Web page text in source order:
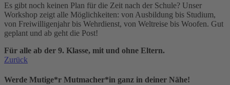
Es gibt noch keinen Plan für die Zeit nach der Schule? Unser
Workshop zeigt alle Möglichkeiten: von Ausbildung bis Studium,
von Freiwilligenjahr bis Wehrdienst, von Weltreise bis Woofen. Gut
geplant und ab geht die Post!
Für alle ab der 9. Klasse, mit und ohne Eltern.
Zurück
Werde Mutige*r Mutmacher*in ganz in deiner Nähe!